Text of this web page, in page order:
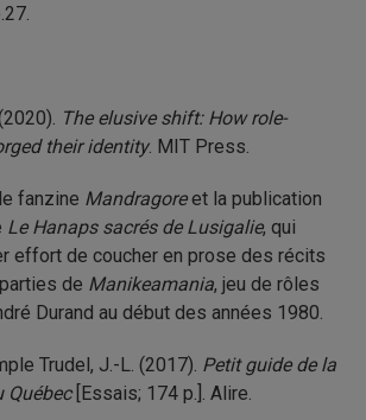
The elusive shift: How role-
their identity. MIT Press.
fanzine Mandragoreet la publication
Le Hanaps sacrés de Lusigalie, qui
effort de coucher en prose des récits
de Manikeamania, jeu de rôles
Durand au début des années 1980.
Trudel, J.-L. (2017). Petit guide de la
Québec[Essais; 174 p.]. Alire.